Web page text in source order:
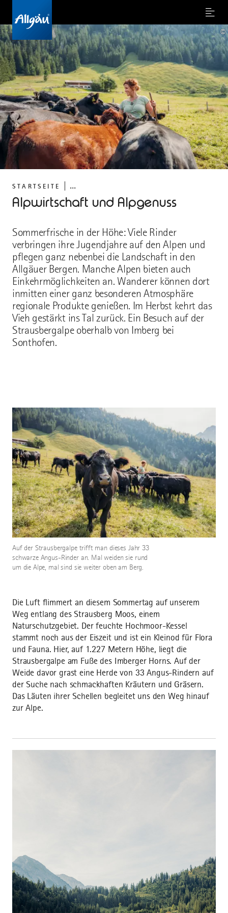
Menu
©
STARTSEITE ...
Alpwirtschaft und Alpgenuss
Sommerfrische in der Höhe: Viele Rinder
verbringen ihre Jugendjahre auf den Alpen und
pflegen ganz nebenbei die Landschaft in den
Allgäuer Bergen. Manche Alpen bieten auch
Einkehrmöglichkeiten an. Wanderer können dort
inmitten einer ganz besonderen Atmosphäre
regionale Produkte genießen. Im Herbst kehrt das
Vieh gestärkt ins Tal zurück. Ein Besuch auf der
Strausbergalpe oberhalb von Imberg bei
Sonthofen.
©
Auf der Strausbergalpe trifft man dieses Jahr 33
schwarze Angus-Rinder an. Mal weiden sie rund
um die Alpe, mal sind sie weiter oben am Berg.
Die Luft flimmert an diesem Sommertag auf unserem
Weg entlang des Strausberg Moos, einem
Naturschutzgebiet. Der feuchte Hochmoor-Kessel
stammt noch aus der Eiszeit und ist ein Kleinod für Flora
und Fauna. Hier, auf 1.227 Metern Höhe, liegt die
Strausbergalpe am Fuße des Imberger Horns. Auf der
Weide davor grast eine Herde von 33 Angus-Rindern auf
der Suche nach schmackhaften Kräutern und Gräsern.
Das Läuten ihrer Schellen begleitet uns den Weg hinauf
zur Alpe.